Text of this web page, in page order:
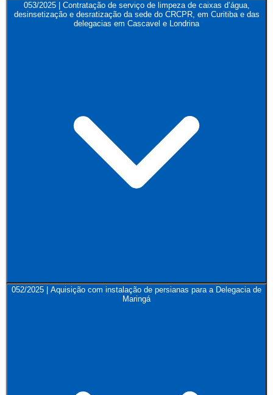
053/2025 | Contratação de serviço de limpeza de caixas d’água,
desinsetização e desratização da sede do CRCPR, em Curitiba e das
delegacias em Cascavel e Londrina
052/2025 | Aquisição com instalação de persianas para a Delegacia de
Maringá